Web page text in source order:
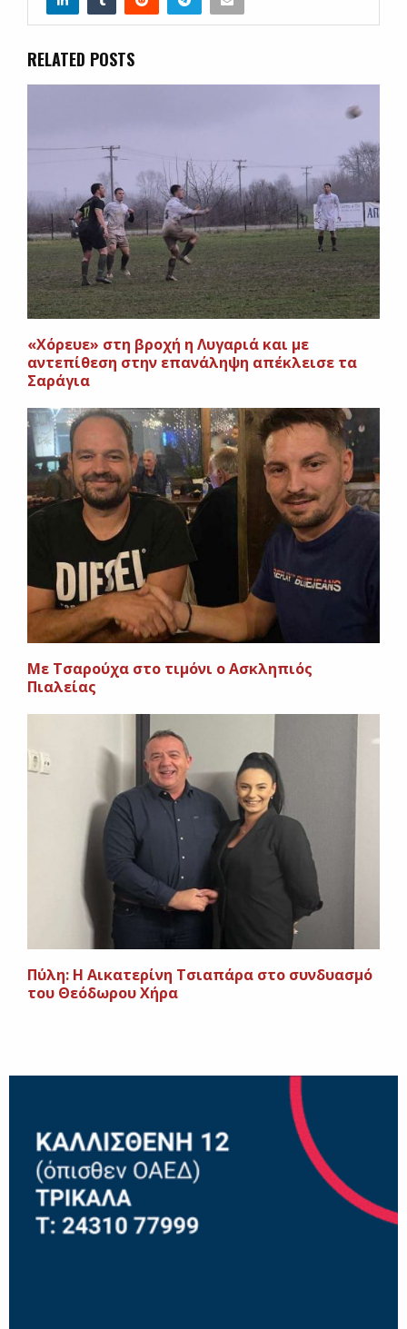
RELATED POSTS
«Χόρευε» στη βροχή η Λυγαριά και με
αντεπίθεση στην επανάληψη απέκλεισε τα
Σαράγια
Με Τσαρούχα στο τιμόνι ο Ασκληπιός
Πιαλείας
Πύλη: Η Αικατερίνη Τσιαπάρα στο συνδυασμό
του Θεόδωρου Χήρα